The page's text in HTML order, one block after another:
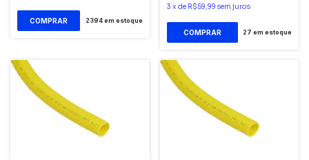
2394em estoque
3 x de R$59,99 sem juros
27 em estoque